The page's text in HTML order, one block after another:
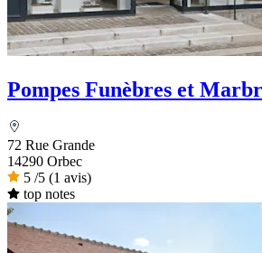
Pompes Funèbres et
72 Rue Grande
14290 Orbec
5 /5 (1 avis)
top notes